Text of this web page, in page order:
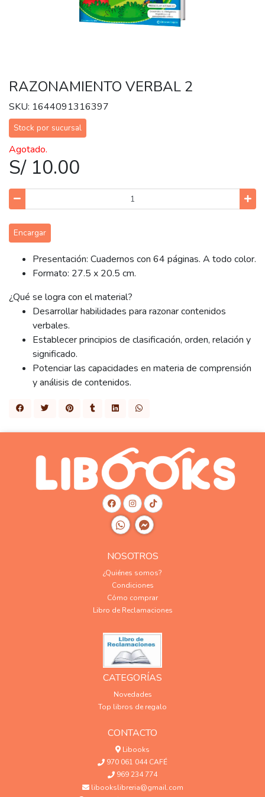
RAZONAMIENTO VERBAL 2
SKU: 1644091316397
Stock por sucursal
Agotado.
S/ 10.00
Encargar
Presentación: Cuadernos con 64 páginas. A todo color.
Formato: 27.5 x 20.5 cm.
¿Qué se logra con el material?
Desarrollar habilidades para razonar contenidos
verbales.
Establecer principios de clasificación, orden, relación y
significado.
Potenciar las capacidades en materia de comprensión
y análisis de contenidos.
NOSOTROS
¿Quiénes somos?
Condiciones
Cómo comprar
Libro de Reclamaciones
CATEGORÍAS
Novedades
Top libros de regalo
CONTACTO
Libooks
970 061 044 CAFÉ
969 234 774
libookslibreria@gmail.com